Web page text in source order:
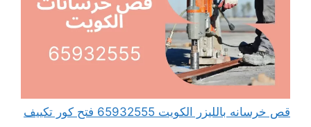
قص خرسانه بالليزر الكويت 65932555 فتح كور تكييف